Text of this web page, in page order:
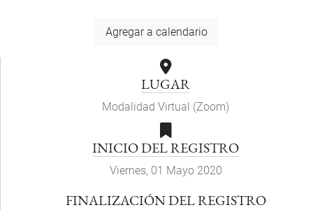
Agregar a calendario
LUGAR
Modalidad Virtual (Zoom)
INICIO DEL REGISTRO
Viernes, 01 Mayo 2020
FINALIZACIÓN DEL REGISTRO